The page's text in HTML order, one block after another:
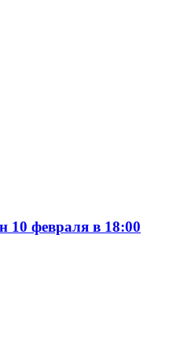
10 февраля в 18:00